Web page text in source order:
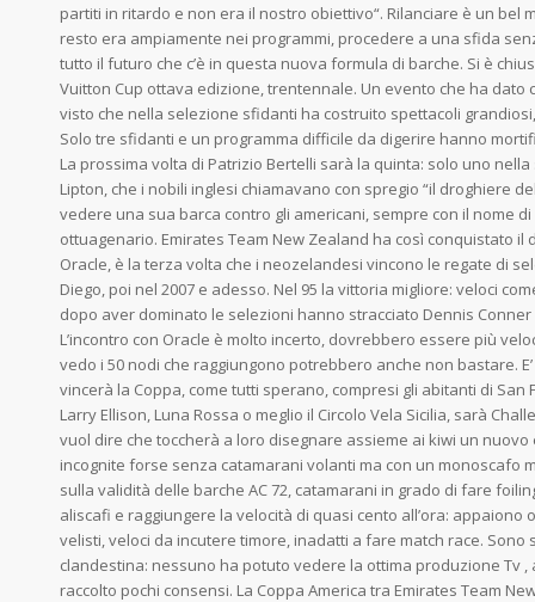
partiti in ritardo e non era il nostro obiettivo“. Rilanciare è un bel
resto era ampiamente nei programmi, procedere a una sfida
tutto il futuro che c’è in questa nuova formula di barche. Si è
Vuitton Cup ottava edizione, trentennale. Un evento che ha dato
visto che nella selezione sfidanti ha costruito spettacoli
Solo tre sfidanti e un programma difficile da digerire hanno
La prossima volta di Patrizio Bertelli sarà la quinta: solo uno
Lipton, che i nobili inglesi chiamavano con spregio “il droghiere
vedere una sua barca contro gli americani, sempre con il nome
ottuagenario. Emirates Team New Zealand ha così conquistato
Oracle, è la terza volta che i neozelandesi vincono le regate di
Diego, poi nel 2007 e adesso. Nel 95 la vittoria migliore: veloci
dopo aver dominato le selezioni hanno stracciato Dennis Conner
L’incontro con Oracle è molto incerto, dovrebbero essere più
vedo i 50 nodi che raggiungono potrebbero anche non bastare.
vincerà la Coppa, come tutti sperano, compresi gli abitanti di San
Larry Ellison, Luna Rossa o meglio il Circolo Vela Sicilia, sarà
vuol dire che toccherà a loro disegnare assieme ai kiwi un
incognite forse senza catamarani volanti ma con un monoscafo
sulla validità delle barche AC 72, catamarani in grado di fare
aliscafi e raggiungere la velocità di quasi cento all’ora: appaiono
velisti, veloci da incutere timore, inadatti a fare match race.
clandestina: nessuno ha potuto vedere la ottima produzione Tv
raccolto pochi consensi. La Coppa America tra Emirates Team